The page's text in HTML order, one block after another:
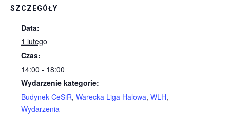
SZCZEGÓŁY
Data:
1 lutego
Czas:
14:00 - 18:00
Wydarzenie kategorie:
Budynek CeSiR, Warecka Liga Halowa, WLH,
Wydarzenia